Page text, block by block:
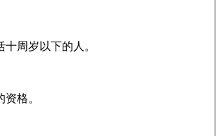
周岁以下的人。
格。